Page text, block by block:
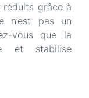
grâce à
n’est pas un
vous que la
stabilise